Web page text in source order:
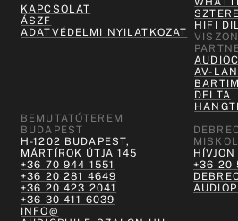
KAPCSOLAT
ÁSZF
ADATVÉDELMI NYILATKOZAT
HIFI
AV-
DELTA
BEMUTATÓTEREM
BUDAPEST
H-1202 BUDAPEST,
MÁRTÍROK ÚTJA 145
+36 70 944 1551
+36 20 281 4649
+36 20 423 2041
+36 30 411 6039
INFO@
HÍVJON
+36 20